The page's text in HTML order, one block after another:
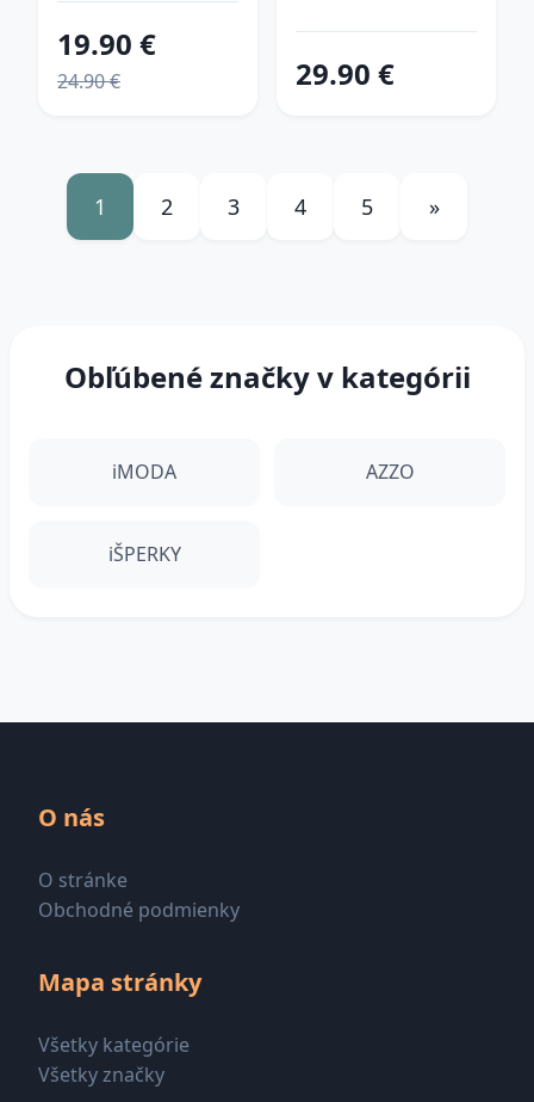
19.90 €
24.90 € 29.90 €
1 2 3 4 5 »
Obľúbené značky v kategórii
iMODA AZZO
iŠPERKY
O nás
O stránke
Obchodné podmienky
Mapa stránky
Všetky kategórie
Všetky značky